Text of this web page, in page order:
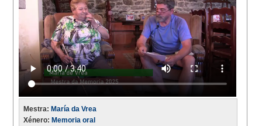
Mestra: María da Vrea
Xénero: Memoria oral